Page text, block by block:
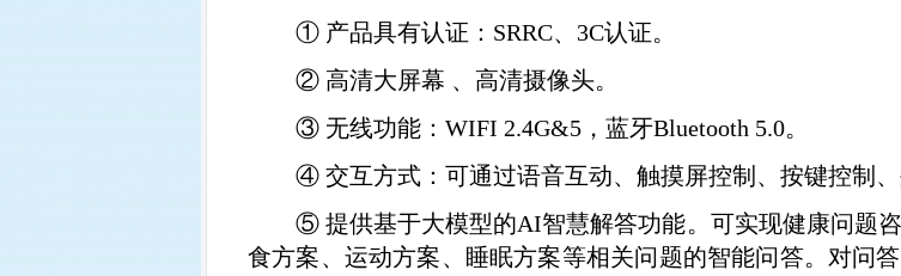
① 产品具有认证： SRRC、 3C认证。
② 高清大屏幕 、高清摄像头。
③ 无线功能： WIFI 2.4G&5 ，蓝牙Bluetooth 5.0。
④ 交互方式：可通过语音互动、触摸屏控制、按键控制、
⑤提供基于大模型的AI智慧解答功能。可实现健康问题
食方案、运动方案、睡眠方案等相关问题的智能问答。对问